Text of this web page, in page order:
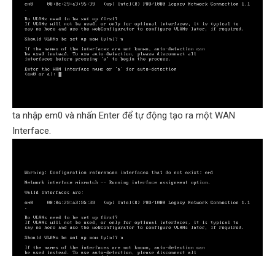
ta nhập em0 và nhấn Enter để tự động tạo ra một WAN
Interface.